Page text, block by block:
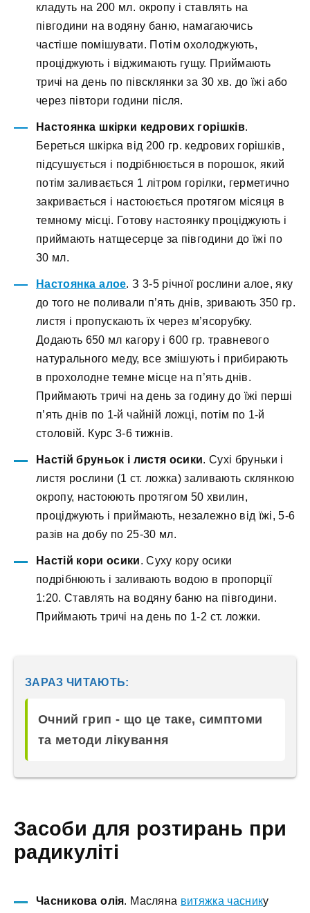
кладуть на 200 мл. окропу і ставлять на
півгодини на водяну баню, намагаючись
частіше помішувати. Потім охолоджують,
проціджують і віджимають гущу. Приймають
тричі на день по півсклянки за 30 хв. до їжі або
через півтори години після.
Настоянка шкірки кедрових горішків.
Береться шкірка від 200 гр. кедрових горішків,
підсушується і подрібнюється в порошок, який
потім заливається 1 літром горілки, герметично
закривається і настоюється протягом місяця в
темному місці. Готову настоянку проціджують і
приймають натщесерце за півгодини до їжі по
30 мл.
Настоянка алое. З 3-5 річної рослини алое, яку
до того не поливали п’ять днів, зривають 350 гр.
листя і пропускають їх через м’ясорубку.
Додають 650 мл кагору і 600 гр. травневого
натурального меду, все змішують і прибирають
в прохолодне темне місце на п’ять днів.
Приймають тричі на день за годину до їжі перші
п’ять днів по 1-й чайній ложці, потім по 1-й
столовій. Курс 3-6 тижнів.
Настій бруньок і листя осики. Сухі бруньки і
листя рослини (1 ст. ложка) заливають склянкою
окропу, настоюють протягом 50 хвилин,
проціджують і приймають, незалежно від їжі, 5-6
разів на добу по 25-30 мл.
Настій кори осики. Суху кору осики
подрібнюють і заливають водою в пропорції
1:20. Ставлять на водяну баню на півгодини.
Приймають тричі на день по 1-2 ст. ложки.
ЗАРАЗ ЧИТАЮТЬ:
Очний грип - що це таке, симптоми
та методи лікування
Засоби для розтирань при
радикуліті
Часникова олія. Масляна витяжка часнику